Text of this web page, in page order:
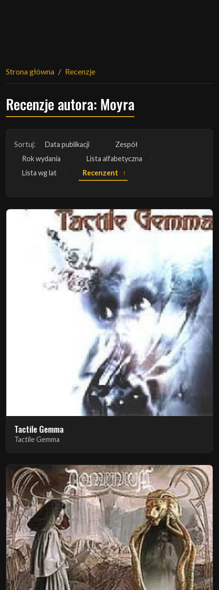
Strona główna Recenzje
Recenzje autora: Moyra
Sortuj: Data publikacji
Zespół
Rok wydania
Lista alfabetyczna
Lista wg lat
Recenzent
Tactile Gemma
Tactile Gemma